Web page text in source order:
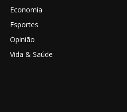
Economia
Esportes
Opinião
Vida & Saúde